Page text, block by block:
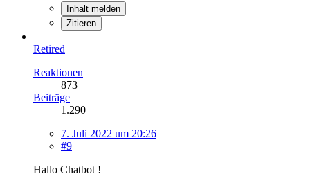
Inhalt melden
Zitieren
Retired
Reaktionen
873
Beiträge
1.290
7. Juli 2022 um 20:26
#9
Hallo Chatbot !